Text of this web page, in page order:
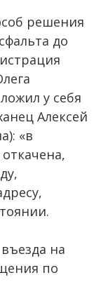
решения
до
у себя
Алексей
«в
на
по